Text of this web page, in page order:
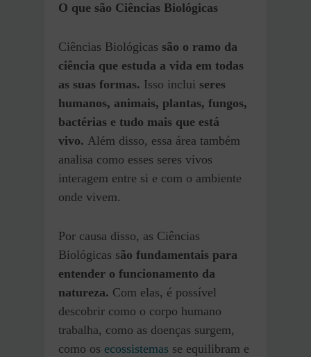
O que são Ciências Biológicas
Ciências Biológicas são o ramo da
ciência que estuda a vida em todas
as suas formas. Isso inclui seres
humanos, animais, plantas, fungos,
bactérias e tudo mais que está
vivo. Além disso, essa área também
analisa como esses seres vivos
interagem entre si e com o ambiente
onde vivem.
Por causa disso, as Ciências
Biológicas são fundamentais para
entender o funcionamento da
natureza. Com elas, é possível
descobrir como o corpo humano
trabalha, como as doenças surgem,
como os ecossistemas se equilibram e